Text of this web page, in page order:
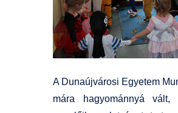
A Dunaújvárosi Egyetem
mára hagyománnyá